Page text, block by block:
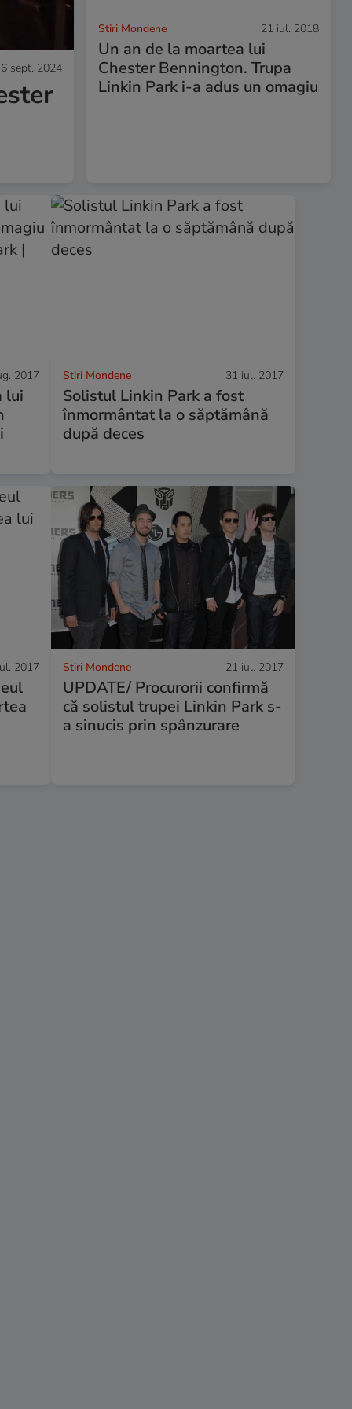
6 sept. 2024
Stiri Mondene 21 iul. 2018
Un an de la moartea lui
Chester Bennington. Trupa
Linkin Park i-a adus un omagiu
2017
lui
Stiri Mondene 31 iul. 2017
Solistul Linkin Park a fost
înmormântat la o săptămână
după deces
2017 Stiri Mondene 21 iul. 2017
UPDATE/ Procurorii confirmă
că solistul trupei Linkin Park s-
a sinucis prin spânzurare